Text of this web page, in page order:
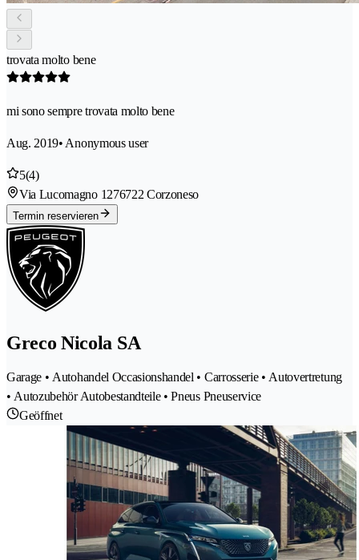
trovata molto bene
mi sono sempre trovata molto bene
Aug. 2019• Anonymous user
5(4)
Via Lucomagno 1276722 Corzoneso
Termin reservieren
Greco Nicola SA
Garage • Autohandel Occasionshandel • Carrosserie • Autovertretung
• Autozubehör Autobestandteile • Pneus Pneuservice
Geöffnet